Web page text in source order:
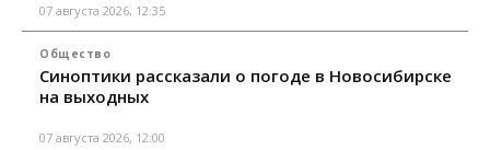
07 августа 2026, 12:35
Общество
Синоптики рассказали о погоде в Новосибирске
на выходных
07 августа 2026, 12:00